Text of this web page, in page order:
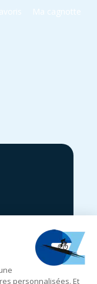
Ma cagnotte
!
Expédition, livraison